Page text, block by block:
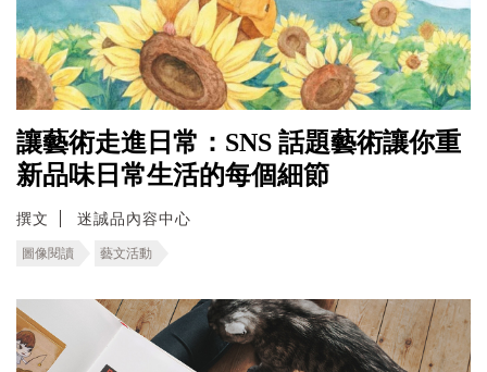
讓藝術走進日常：SNS 話題藝術讓你重
新品味日常生活的每個細節
撰文 迷誠品內容中心
圖像閱讀 藝文活動